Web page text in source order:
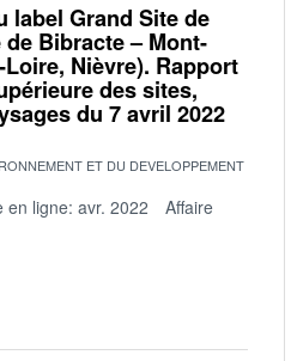
label Grand Site de
Bibracte – Mont-
Nièvre). Rapport
des sites,
du 7 avril 2022
ET DU DEVELOPPEMENT
en ligne: avr. 2022
Affaire